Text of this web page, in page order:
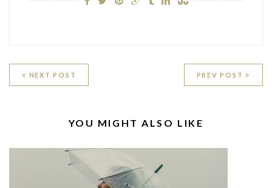
Navigation
de
PREV POST
NEXT POST
RELATED
YOU MIGHT ALSO LIKE